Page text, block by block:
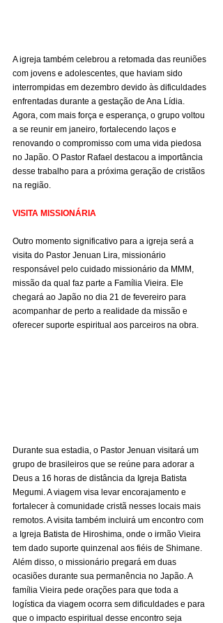
A igreja também celebrou a retomada das reuniões
com jovens e adolescentes, que haviam sido
interrompidas em dezembro devido às dificuldades
enfrentadas durante a gestação de Ana Lídia.
Agora, com mais força e esperança, o grupo voltou
a se reunir em janeiro, fortalecendo laços e
renovando o compromisso com uma vida piedosa
no Japão. O Pastor Rafael destacou a importância
desse trabalho para a próxima geração de cristãos
na região.
VISITA MISSIONÁRIA
Outro momento significativo para a igreja será a
visita do Pastor Jenuan Lira, missionário
responsável pelo cuidado missionário da MMM,
missão da qual faz parte a Família Vieira. Ele
chegará ao Japão no dia 21 de fevereiro para
acompanhar de perto a realidade da missão e
oferecer suporte espiritual aos parceiros na obra.
Durante sua estadia, o Pastor Jenuan visitará um
grupo de brasileiros que se reúne para adorar a
Deus a 16 horas de distância da Igreja Batista
Megumi. A viagem visa levar encorajamento e
fortalecer à comunidade cristã nesses locais mais
remotos. A visita também incluirá um encontro com
a Igreja Batista de Hiroshima, onde o irmão Vieira
tem dado suporte quinzenal aos fiéis de Shimane.
Além disso, o missionário pregará em duas
ocasiões durante sua permanência no Japão. A
família Vieira pede orações para que toda a
logística da viagem ocorra sem dificuldades e para
que o impacto espiritual desse encontro seja